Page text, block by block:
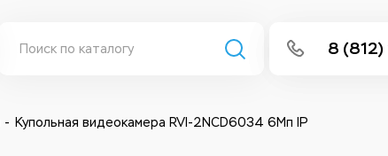
8 (812)
Купольная видеокамера RVI-2NCD6034 6Мп IP